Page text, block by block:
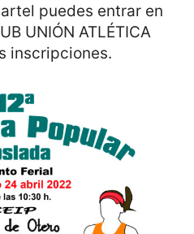
puedes entrar en
UNIÓN ATLÉTICA
inscripciones.